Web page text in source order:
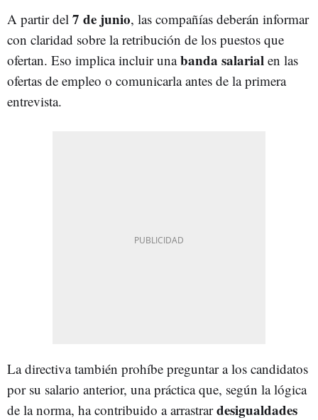
A partir del 7 de junio, las compañías deberán informar
con claridad sobre la retribución de los puestos que
ofertan. Eso implica incluir unabanda salarial en las
ofertas de empleo o comunicarla antes de la primera
entrevista.
La directiva también prohíbe preguntar a los candidatos
por su salario anterior, una práctica que, según la lógica
de la norma, ha contribuido a arrastrardesigualdades